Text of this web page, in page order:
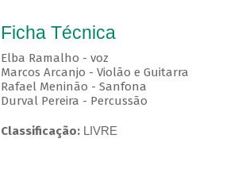
Ficha Técnica
Elba Ramalho - voz
Marcos Arcanjo - Violão e Guitarra
Rafael Meninão - Sanfona
Durval Pereira - Percussão
Classificação: LIVRE